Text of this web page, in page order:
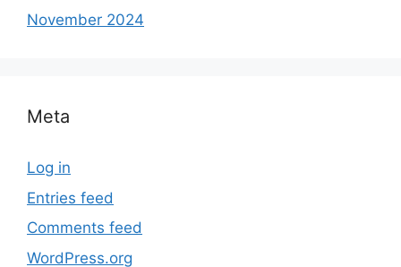
November 2024
Meta
Log in
Entries feed
Comments feed
WordPress.org